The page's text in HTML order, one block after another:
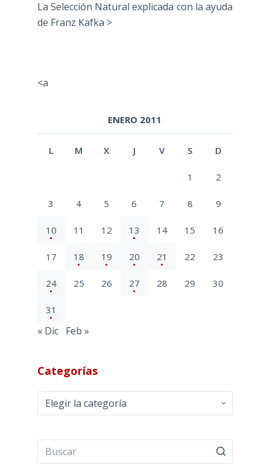
La Selección Natural explicada con la ayuda
de Franz Kafka >
<a
ENERO 2011
L M X J V S D
1 2
3 4 5 6 7 8 9
10 11 12 13 14 15 16
17 18 19 20 21 22 23
24 25 26 27 28 29 30
31
« Dic Feb »
Categorías
Categorías